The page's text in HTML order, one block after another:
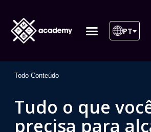
PT
Todo Conteúdo
Tudo o que
precisa para